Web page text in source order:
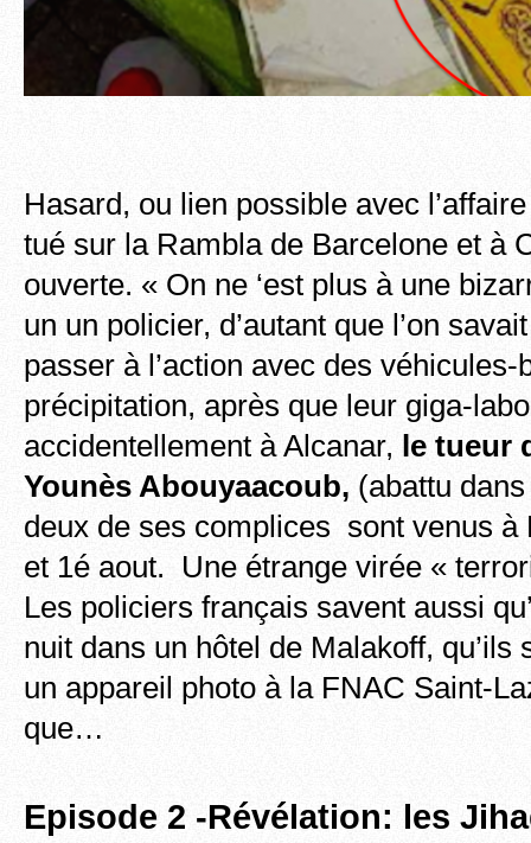
Hasard, ou lien possible avec
tué sur la Rambla de Barcelone et à
ouverte. « On ne ‘est plus à une
un un policier, d’autant que l’on
passer à l’action avec des
précipitation, après que leur giga-
accidentellement à Alcanar,
le tueur
Younès Abouyaacoub, (abattu
deux de ses complices sont venus à
et 1é aout. Une étrange virée «
Les policiers français savent aussi
nuit dans un hôtel de Malakoff, qu’ils
un appareil photo à la FNAC Saint-
que…
Episode 2 -Révélation: les